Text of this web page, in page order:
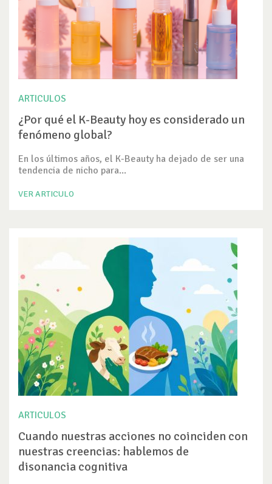
ARTICULOS
¿Por qué el K-Beauty hoy es considerado un
fenómeno global?
En los últimos años, el K-Beauty ha dejado de ser una
tendencia de nicho para...
VER ARTICULO
ARTICULOS
Cuando nuestras acciones no coinciden con
nuestras creencias: hablemos de
disonancia cognitiva